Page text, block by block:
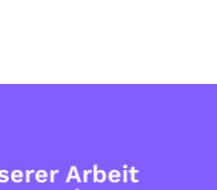
Arbeit